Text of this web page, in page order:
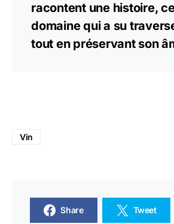
racontent une histoire,
domaine qui a su
tout en préservant son
Vin
Share Tweet